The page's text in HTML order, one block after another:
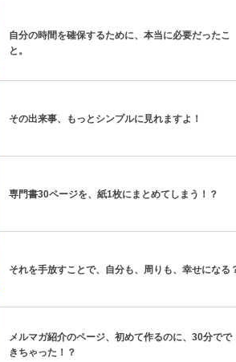
自分の時間を確保するために、本当に必要だったこ
と。
その出来事、もっとシンプルに見れますよ！
専門書30ページを、紙1枚にまとめてしまう！？
それを手放すことで、自分も、周りも、幸せになる
メルマガ紹介のページ、初めて作るのに、30分でで
きちゃった！？